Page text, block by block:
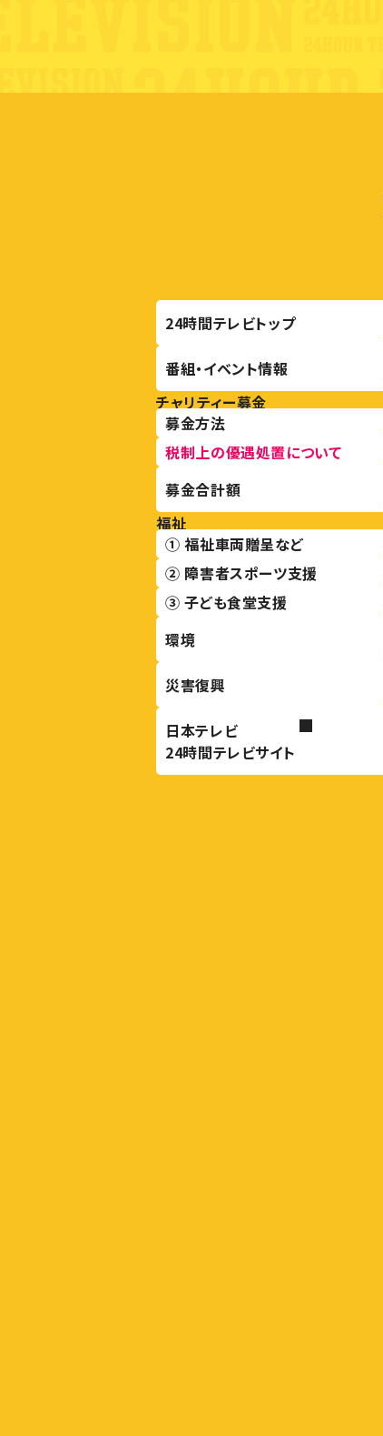
24時間テレビトップ
番組・イベント情報
チャリティー募金
募金方法
税制上の優遇処置について
募金合計額
福祉
① 福祉車両贈呈など
② 障害者スポーツ支援
③ 子ども食堂支援
環境
災害復興
日本テレビ
24時間テレビサイト